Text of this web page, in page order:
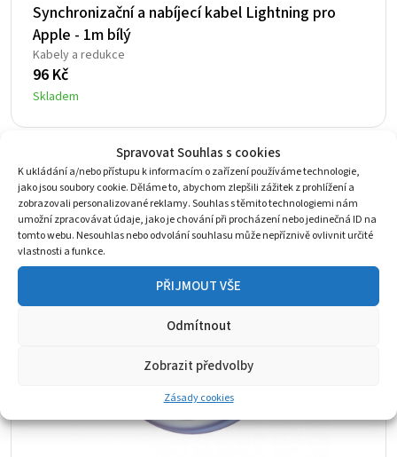
Spravovat Souhlas s cookies
K ukládání a/nebo přístupu k informacím o zařízení používáme technologie,
jako jsou soubory cookie. Děláme to, abychom zlepšili zážitek z prohlížení a
zobrazovali personalizované reklamy. Souhlas s těmito technologiemi nám
umožní zpracovávat údaje, jako je chování při procházení nebo jedinečná ID na
tomto webu. Nesouhlas nebo odvolání souhlasu může nepříznivě ovlivnit určité
vlastnosti a funkce.
PŘIJMOUT VŠE
Odmítnout
Zobrazit předvolby
Zásady cookies
Synchronizační a nabíjecí kabel Lightning pro
Apple - 1m bílý
Kabely a redukce
96 Kč
Skladem